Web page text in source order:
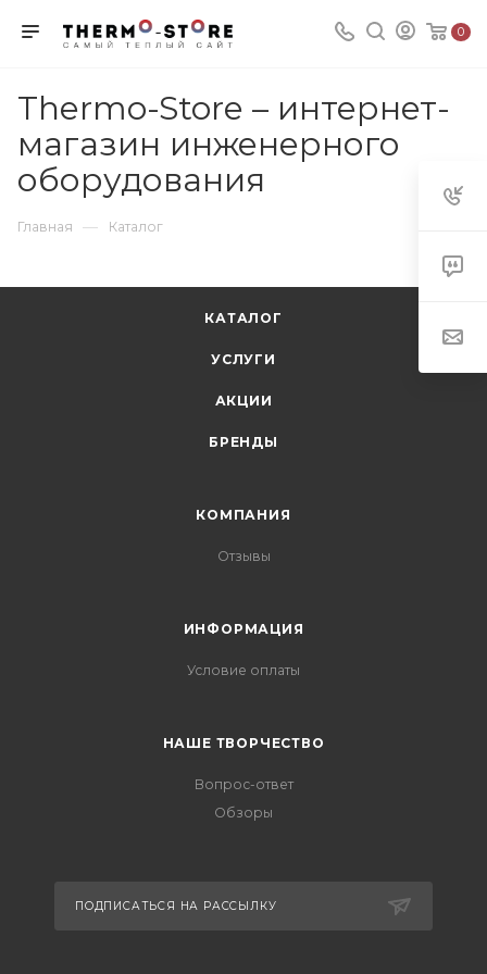
0
Thermo-Store – интернет-
магазин инженерного
оборудования
Главная — Каталог
КАТАЛОГ
УСЛУГИ
АКЦИИ
БРЕНДЫ
КОМПАНИЯ
Отзывы
ИНФОРМАЦИЯ
Условие оплаты
НАШЕ ТВОРЧЕСТВО
Вопрос-ответ
Обзоры
ПОДПИСАТЬСЯ НА РАССЫЛКУ